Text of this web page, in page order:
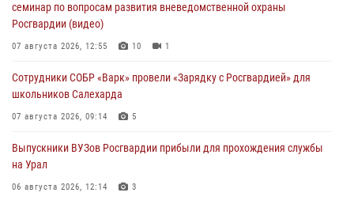
семинар по вопросам развития вневедомственной охраны
Росгвардии (видео)
07 августа 2026, 12:55 10 1
Сотрудники СОБР «Варк» провели «Зарядку с Росгвардией» для
школьников Салехарда
07 августа 2026, 09:14 5
Выпускники ВУЗов Росгвардии прибыли для прохождения службы
на Урал
06 августа 2026, 12:14 3